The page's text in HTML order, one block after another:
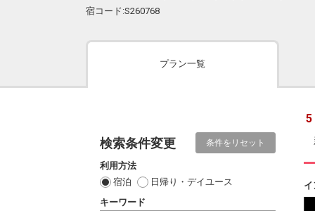
宿コード:S260768
プラン一覧
検索条件変更 条件をリセット
利用方法
宿泊
日帰り・デイユース
キーワード
5